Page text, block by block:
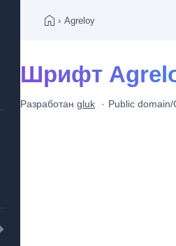
› Agreloy
Шрифт
Разработан gluk Public domain/